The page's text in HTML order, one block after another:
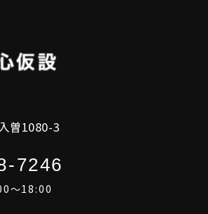
曽1080-3
7246
～18:00